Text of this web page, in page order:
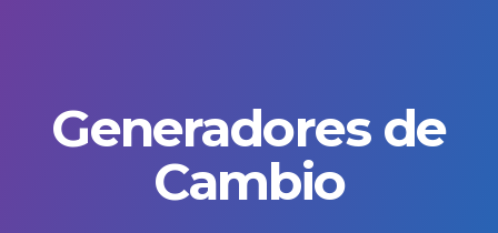
Generadores de
Cambio